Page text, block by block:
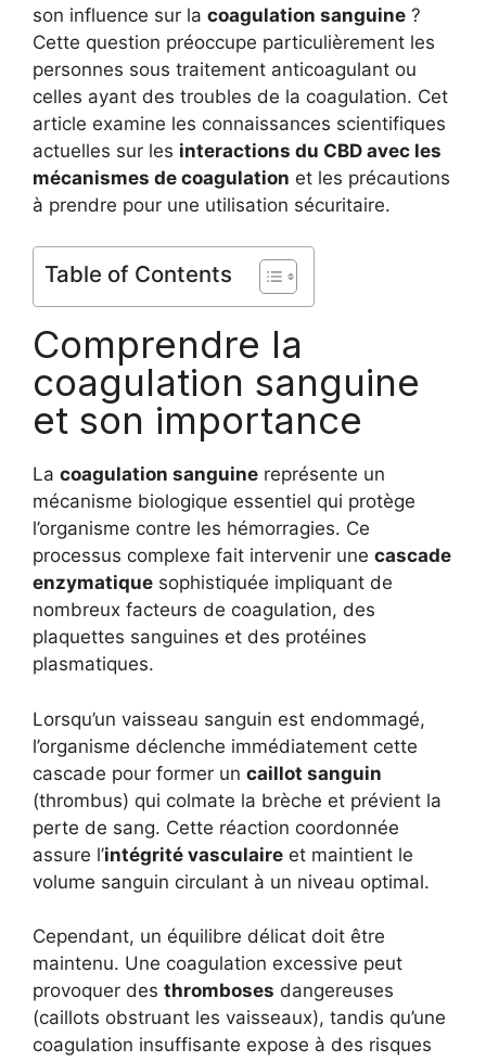
son influence sur la coagulation sanguine ?
Cette question préoccupe particulièrement les
personnes sous traitement anticoagulant ou
celles ayant des troubles de la coagulation. Cet
article examine les connaissances scientifiques
actuelles sur les interactions du CBD avec les
mécanismes de coagulation et les précautions
à prendre pour une utilisation sécuritaire.
Table of Contents
Comprendre la
coagulation sanguine
et son importance
La coagulation sanguine représente un
mécanisme biologique essentiel qui protège
l’organisme contre les hémorragies. Ce
processus complexe fait intervenir une cascade
enzymatique sophistiquée impliquant de
nombreux facteurs de coagulation, des
plaquettes sanguines et des protéines
plasmatiques.
Lorsqu’un vaisseau sanguin est endommagé,
l’organisme déclenche immédiatement cette
cascade pour former un caillot sanguin
(thrombus) qui colmate la brèche et prévient la
perte de sang. Cette réaction coordonnée
assure l’intégrité vasculaire et maintient le
volume sanguin circulant à un niveau optimal.
Cependant, un équilibre délicat doit être
maintenu. Une coagulation excessive peut
provoquer des thromboses dangereuses
(caillots obstruant les vaisseaux), tandis qu’une
coagulation insuffisante expose à des risques